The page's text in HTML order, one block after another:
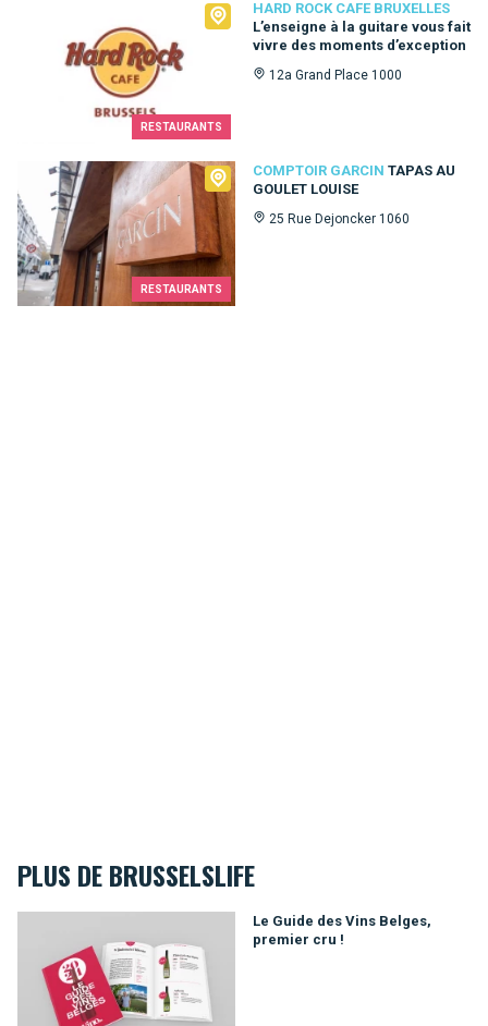
RESTAURANTS
HARD ROCK CAFE BRUXELLES
L’enseigne à la guitare vous fait
vivre des moments d’exception
12a Grand Place 1000
Hard Rock Cafe Bruxelles
RESTAURANTS
COMPTOIR GARCIN TAPAS AU
GOULET LOUISE
25 Rue Dejoncker 1060
Comptoir Garcin
PLUS DE BRUSSELSLIFE
Le Guide des Vins Belges,
premier cru !
Le Guide des Vins Belges, premier cru !